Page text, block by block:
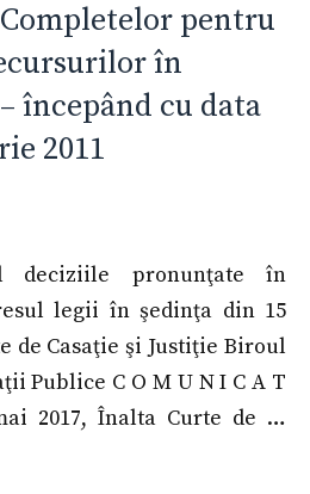
pentru
în
începând cu data
2011
deciziile pronunţate în
legii în şedinţa din 15
de Casaţie şi Justiţie Biroul
Publice C O M U N I C A T
2017, Înalta Curte de …